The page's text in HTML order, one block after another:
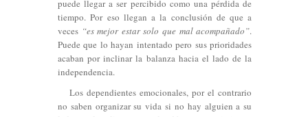
puede llegar a ser percibido como una pérdida de
tiempo. Por eso llegan a la conclusión de que a
veces “es mejor estar solo que mal acompañado”.
Puede que lo hayan intentado pero sus prioridades
acaban por inclinar la balanza hacia el lado de la
independencia.
Los dependientes emocionales, por el contrario
no saben organizar su vida si no hay alguien a su